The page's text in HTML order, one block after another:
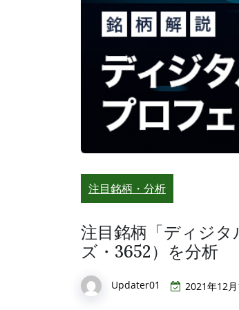
注目銘柄・分析
注目銘柄「ディジ
ズ・3652）を分析
Updater01 2021年12